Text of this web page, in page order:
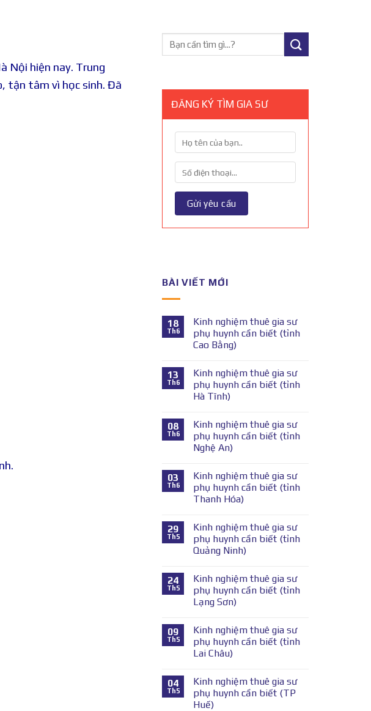
Nội hiện nay. Trung
tận tâm vì học sinh. Đã
ĐĂNG KÝ TÌM GIA SƯ
BÀI VIẾT MỚI
18
Th6
Kinh nghiệm thuê gia sư
phụ huynh cần biết (tỉnh
Cao Bằng)
13
Th6
Kinh nghiệm thuê gia sư
phụ huynh cần biết (tỉnh
Hà Tĩnh)
08
Th6
Kinh nghiệm thuê gia sư
phụ huynh cần biết (tỉnh
Nghệ An)
03
Th6
Kinh nghiệm thuê gia sư
phụ huynh cần biết (tỉnh
Thanh Hóa)
29
Th5
Kinh nghiệm thuê gia sư
phụ huynh cần biết (tỉnh
Quảng Ninh)
24
Th5
Kinh nghiệm thuê gia sư
phụ huynh cần biết (tỉnh
Lạng Sơn)
09
Th5
Kinh nghiệm thuê gia sư
phụ huynh cần biết (tỉnh
Lai Châu)
04
Th5
Kinh nghiệm thuê gia sư
phụ huynh cần biết (TP
Huế)